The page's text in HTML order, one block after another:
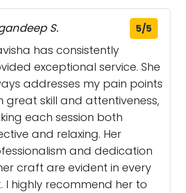
S. 5/5
has consistently
exceptional service. She
addresses my pain points
great skill and attentiveness,
each session both
and relaxing. Her
and dedication
craft are evident in every
I highly recommend her to